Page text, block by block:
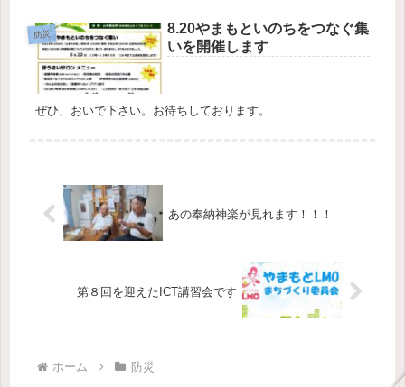
防災
8.20やまもといのちをつなぐ集
いを開催します
ぜひ、おいで下さい。お待ちしております。
あの奉納神楽が見れます！！！
第８回を迎えたICT講習会です
ホーム 防災